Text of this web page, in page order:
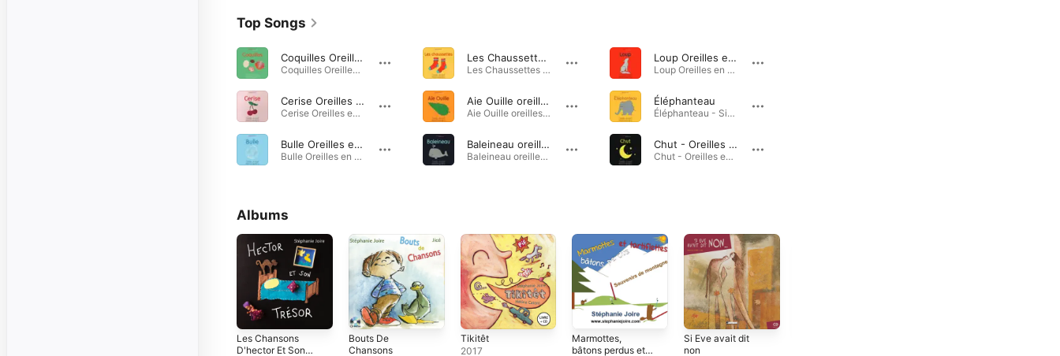
Top Songs
Coquilles Oreilles en éveil Histoires en musique dès 1 an
Coquilles Oreilles en éveil Histoires en musique dès 1 an - Single · 2024
Cerise Oreilles en éveil Histoires en musique dès 1 an
Cerise Oreilles en éveil Histoires en musique dès 1 an - Single · 2024
Bulle Oreilles en éveil Histoires en musique dès 1 an
Bulle Oreilles en éveil Histoires en musique dès 1 an - Single · 2024
Les Chaussettes Oreilles en éveil Histoires en musique des 1 an
Les Chaussettes Oreilles en éveil Histoires en musique des 1 an - Single · 2024
Aie Ouille oreilles en éveil histoires en musique des 1 an
Aie Ouille oreilles en éveil histoires en musique des 1 an - Single · 2024
Baleineau oreilles en éveil histoires en musique dès 1 an
Baleineau oreilles en éveil histoires en musique dès 1 an - Single · 2024
Loup Oreilles en éveil Histoires en musique dès 1 An
Loup Oreilles en éveil Histoires en musique dès 1 An - Single · 2024
Éléphanteau
Éléphanteau - Single · 2024
Chut - Oreilles en éveil - histoires en musique dès 1 An
Chut - Oreilles en éveil - histoires en musique dès 1 An - Single · 2023
Albums
Les Chansons
D'hector Et Son
Bouts De
Chansons
Tikitêt
2017
Marmottes,
bâtons perdus et
Si Eve avait dit
non